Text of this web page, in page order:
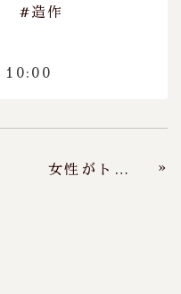
#造作
10:00
女性がトキメク海外風ハウス »